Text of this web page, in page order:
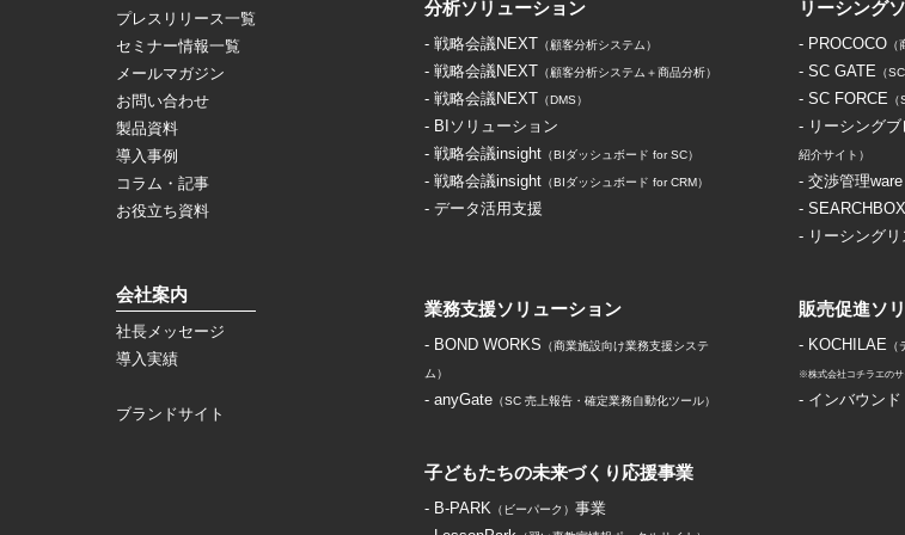
プレスリリース一覧
セミナー情報一覧
メールマガジン
お問い合わせ
製品資料
導入事例
コラム・記事
お役立ち資料
会社案内
社長メッセージ
導入実績
ブランドサイト
分析ソリューション
- 戦略会議NEXT （顧客分析システム）
- 戦略会議NEXT （顧客分析システム＋商品分析）
- 戦略会議NEXT （DMS）
- BIソリューション
- 戦略会議insight（BIダッシュボード for SC）
- 戦略会議insight（BIダッシュボード for CRM）
- データ活用支援
リーシング
- PROCOCO
- SC GATE （
- SC FORCE
- リーシングブ
紹介サイト）
- 交渉管理ware
- SEARCHBOX
- リーシング
業務支援ソリューション
- BOND WORKS （商業施設向け業務支援システ
ム）
- anyGate（SC 売上報告・確定業務自動化ツール）
販売促進ソ
- KOCHILAE
※株式会社コチラエのサ
- インバウン
子どもたちの未来づくり応援事業
- B-PARK （ビーパーク） 事業